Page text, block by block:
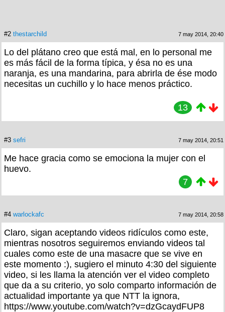
#2 thestarchild 7 may 2014, 20:40
Lo del plátano creo que está mal, en lo personal me
es más fácil de la forma típica, y ésa no es una
naranja, es una mandarina, para abrirla de ése modo
necesitas un cuchillo y lo hace menos práctico.
13
#3 sefri 7 may 2014, 20:51
Me hace gracia como se emociona la mujer con el
huevo.
7
#4 warlockafc 7 may 2014, 20:58
Claro, sigan aceptando videos ridículos como este,
mientras nosotros seguiremos enviando videos tal
cuales como este de una masacre que se vive en
este momento :), sugiero el minuto 4:30 del siguiente
video, si les llama la atención ver el video completo
que da a su criterio, yo solo comparto información de
actualidad importante ya que NTT la ignora,
https://www.youtube.com/watch?v=dzGcaydFUP8